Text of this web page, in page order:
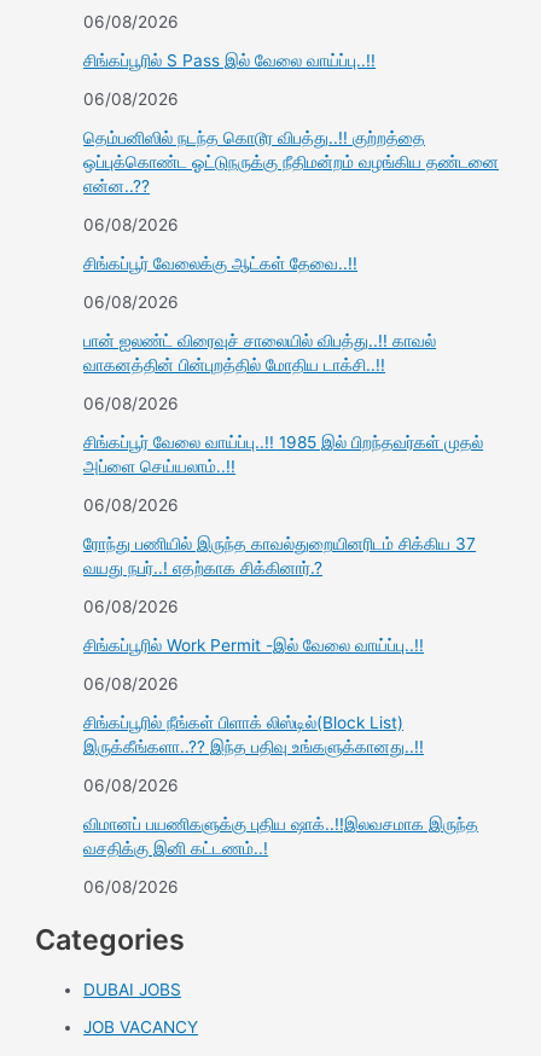
06/08/2026
சிங்கப்பூரில் S Pass இல் வேலை வாய்ப்பு..!!
06/08/2026
தெம்பனிஸில் நடந்த கொடூர விபத்து..!! குற்றத்தை
ஒப்புக்கொண்ட ஓட்டுநருக்கு நீதிமன்றம் வழங்கிய தண்டனை
என்ன..??
06/08/2026
சிங்கப்பூர் வேலைக்கு ஆட்கள் தேவை..!!
06/08/2026
பான் ஐலண்ட் விரைவுச் சாலையில் விபத்து..!! காவல்
வாகனத்தின் பின்புறத்தில் மோதிய டாக்சி..!!
06/08/2026
சிங்கப்பூர் வேலை வாய்ப்பு..!! 1985 இல் பிறந்தவர்கள் முதல்
அப்ளை செய்யலாம்..!!
06/08/2026
ரோந்து பணியில் இருந்த காவல்துறையினரிடம் சிக்கிய 37
வயது நபர்..! எதற்காக சிக்கினார்.?
06/08/2026
சிங்கப்பூரில் Work Permit -இல் வேலை வாய்ப்பு..!!
06/08/2026
சிங்கப்பூரில் நீங்கள் பிளாக் லிஸ்டில்(Block List)
இருக்கீங்களா..?? இந்த பதிவு உங்களுக்கானது..!!
06/08/2026
விமானப் பயணிகளுக்கு புதிய ஷாக்..!!இலவசமாக இருந்த
வசதிக்கு இனி கட்டணம்..!
06/08/2026
Categories
DUBAI JOBS
JOB VACANCY